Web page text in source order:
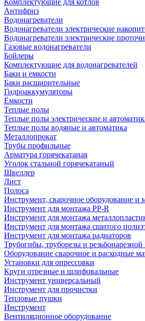
Комплектующие для котлов
Антифриз
Водонагреватели
Водонагреватели электрические
Водонагреватели электрические
Газовые водонагреватели
Бойлеры
Комплектующие для водонагревателей
Баки и емкости
Баки расширительные
Гидроаккумуляторы
Ёмкости
Теплые полы
Теплые полы электрические и
Теплые полы водяные и автоматика
Металлопрокат
Трубы профильные
Арматура горячекатаная
Уголок стальной горячекатаный
Швеллер
Лист
Полоса
Инструмент, сварочное оборудование и
Инструмент для монтажа PP-R
Инструмент для монтажа
Инструмент для монтажа сшитого
Инструмент для монтажа радиаторов
Трубогибы, труборезы и
Оборудование сварочное и расходные
Установки для опрессовки
Круги отрезные и шлифовальные
Инструмент универсальный
Инструмент для прочистки
Тепловые пушки
Инструмент
Вентиляционное оборудование